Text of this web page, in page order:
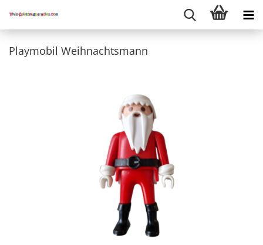
Playmobil Weihnachtsmann